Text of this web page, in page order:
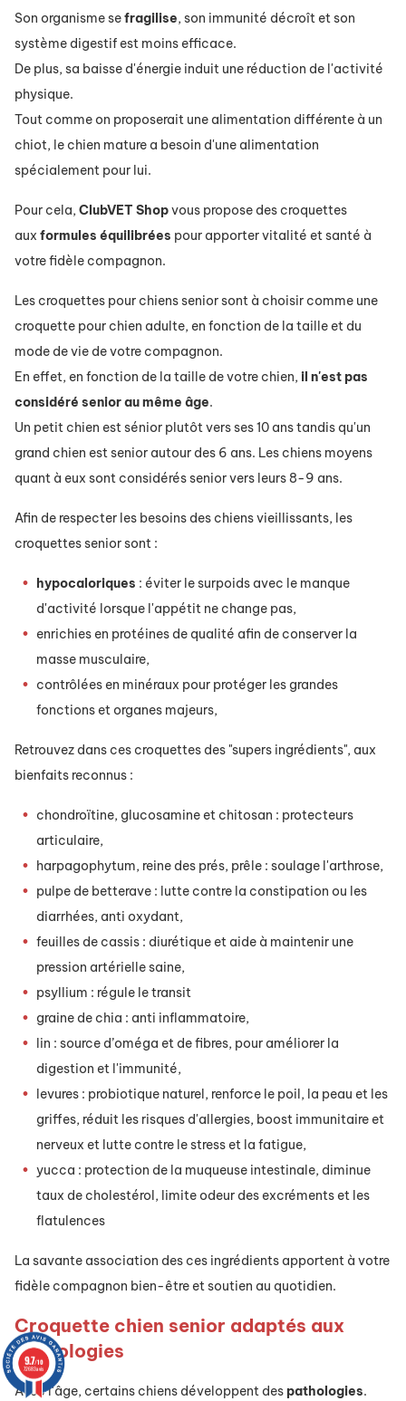
Son organisme sefragilise, son immunité décroît et son
système digestif est moins efficace.
De plus, sa baisse d'énergie induit une réduction de l'activité
physique.
Tout comme on proposerait une alimentation différente à un
chiot, le chien mature a besoin d'une alimentation
spécialement pour lui.
Pour cela, ClubVET Shopvous propose des croquettes
aux formules équilibrées pour apporter vitalité et santé à
votre fidèle compagnon.
Les croquettes pour chiens senior sont à choisir comme une
croquette pour chien adulte, en fonction de la taille et du
mode de vie de votre compagnon.
En effet, en fonction de la taille de votre chien, il n'est pas
considéré senior au même âge.
Un petit chien est sénior plutôt vers ses 10 ans tandis qu'un
grand chien est senior autour des 6 ans. Les chiens moyens
quant à eux sont considérés senior vers leurs 8-9 ans.
Afin de respecter les besoins des chiens vieillissants, les
croquettes senior sont :
hypocaloriques : éviter le surpoids avec le manque
d'activité lorsque l'appétit ne change pas,
enrichies en protéines de qualité afin de conserver la
masse musculaire,
contrôlées en minéraux pour protéger les grandes
fonctions et organes majeurs,
Retrouvez dans ces croquettes des "supers ingrédients", aux
bienfaits reconnus :
chondroïtine, glucosamine et chitosan : protecteurs
articulaire,
harpagophytum, reine des prés, prêle : soulage l'arthrose,
pulpe de betterave : lutte contre la constipation ou les
diarrhées, anti oxydant,
feuilles de cassis : diurétique et aide à maintenir une
pression artérielle saine,
psyllium : régule le transit
graine de chia : anti inflammatoire,
lin : source d’oméga et de fibres, pour améliorer la
digestion et l'immunité,
levures : probiotique naturel, renforce le poil, la peau et les
griffes, réduit les risques d'allergies, boost immunitaire et
nerveux et lutte contre le stress et la fatigue,
yucca : protection de la muqueuse intestinale, diminue
taux de cholestérol, limite odeur des excréments et les
flatulences
La savante association des ces ingrédients apportent à votre
fidèle compagnon bien-être et soutien au quotidien.
Croquette chien senior adaptés aux
pathologies
Avec l'âge, certains chiens développent des pathologies.
9.7/10
72683 avis